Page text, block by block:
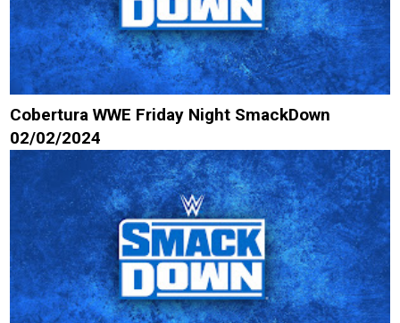
Cobertura WWE Friday Night SmackDown
02/02/2024